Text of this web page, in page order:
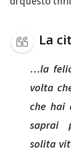
La
…la
volta
che hai
saprai
solita